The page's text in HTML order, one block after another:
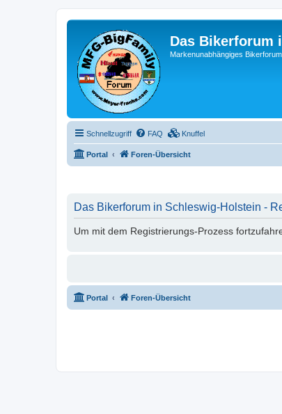
Das Bikerforum
Markenunabhängiges
Schnellzugriff FAQ Knuffel
Portal Foren-Übersicht
Das Bikerforum in Schleswig-Holstein -
Um mit dem Registrierungs-Prozess
Portal Foren-Übersicht